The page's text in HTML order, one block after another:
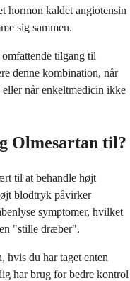
hormon kaldet angiotensin
sig sammen.
tilgang til
denne kombination, når
når enkeltmedicin ikke
Olmesartan til?
til at behandle højt
blodtryk påvirker
symptomer, hvilket
"stille dræber".
hvis du har taget enten
har brug for bedre kontrol